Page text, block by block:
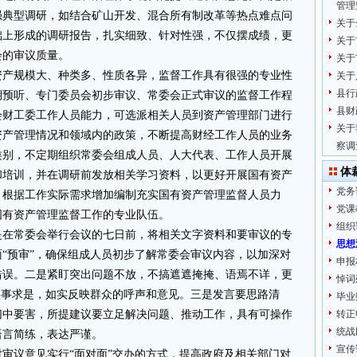
型调研，如结合矿山开发、混合所有制改革等热点难点问
形成的调研报告，扎实细致、针对性强，不仅摆成绩，更
审议质量。
规模大、种类多、性质各异，监督工作具有很强的专业性
听、专门委员会初步审议、常委会正式审议的监督工作程
工委工作人员能力，可选派相关人员到资产管理部门进行
管理情况和领域内的政策，不断提高财经工作人员的业务
，不定期组织常委会组成人员、人大代表、工作人员开展
训，并在调研前发放相关学习资料，以更好开展国有资产
据工作实际需求增加编制充实国有资产管理监督人员力
资产管理监督工作的专业队伍。
常委会举行会议的七日前，将相关文字资料和要审议的专
预审”，确保组成人员初步了解常委会审议内容，以加深对
。二是紧盯突出问题不放，不搞遮遮掩掩、语焉不详，更
求是，如实反映群众的呼声和意见。三是发言要思路清
要害，所提建议要立足解决问题、推动工作，具有可操作
简练，表达严谨。
议意见实行“面对面”交办的方式，提高政府及相关部门对
管
关
关
关
关
县
县
关
察
体
党
党
组
思
申
悼
毕
转
统
宣